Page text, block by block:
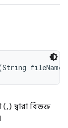
দ্বারা বিভক্ত